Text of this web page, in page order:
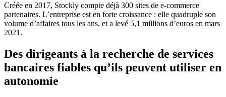
Créée en 2017, Stockly compte déjà 300 sites de e-commerce
partenaires. L’entreprise est en forte croissance : elle quadruple son
volume d’affaires tous les ans, et a levé 5,1 millions d’euros en mars
2021.
Des dirigeants à la recherche de services
bancaires fiables qu’ils peuvent utiliser en
autonomie